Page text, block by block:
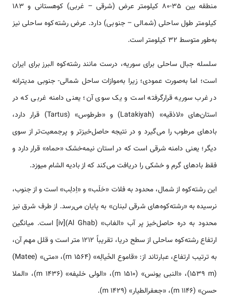
منطقه بین 35-80 کیلومتر عرض (شرقی – غربی) کوهستانی و 183
کیلومتر طول ساحلی (شمالی – جنوبی) دارد. عرض رشته‌كوه ساحلی نیز
به‌طور متوسط 32 کیلومتر است.
سلسله جبال ساحلی برای سوریه، درست مانند رشته‌كوه البرز برای ایران
است؛ اما به‌صورت عمودی؛ زیرا به‌موازات ساحل شمالی- جنوبی مدیترانه
در غرب سوریه قرارگرفته است و یک سوی آن؛ یعنی دامنه‌ غربی که در
استان‌های «لاذقیه» (Latakiyah) و «طرطوس» (Tartus‎) قرار دارد،
بادهای مرطوب را می‌گیرد و در نتیجه حاصل‌خیزتر و پرجمعیت‌تر از سوی
دیگر؛ یعنی دامنه‌ شرقی است که در استان نیمه‌خشک «حماه» قرار دارد و
فقط بادهای گرم و خشکی را دریافت می‌کند که از بادیه الشام میوزد.
این رشته‌كوه از شمال، محدود به فلات «حَلَب» و «اِدلِب» است و از جنوب،
نرسیده به «رشته‌كوه‌های شرقی لبنان» به پایان می‌رسد. از طرف شرق نیز
محدود به دره حاصل‌خیز پر آب «الغاب» (Al Ghab)[iv] است. میانگین
ارتفاع رشته‌كوه ساحلی از سطح دریا، تقریباً 1212 متر است و قلل مهم آن،
به ترتیب ارتفاع، عبارت­اند از: «قاموع الخَیالِه» (1564 m)، «متی» (Matee)
(1539 m)، «النبی یونس» (1510 m)، «الولی خلیفه» (1436 m)، «الملا
حسن» (1146 m)، «جعفرالطیار» (1429 m).